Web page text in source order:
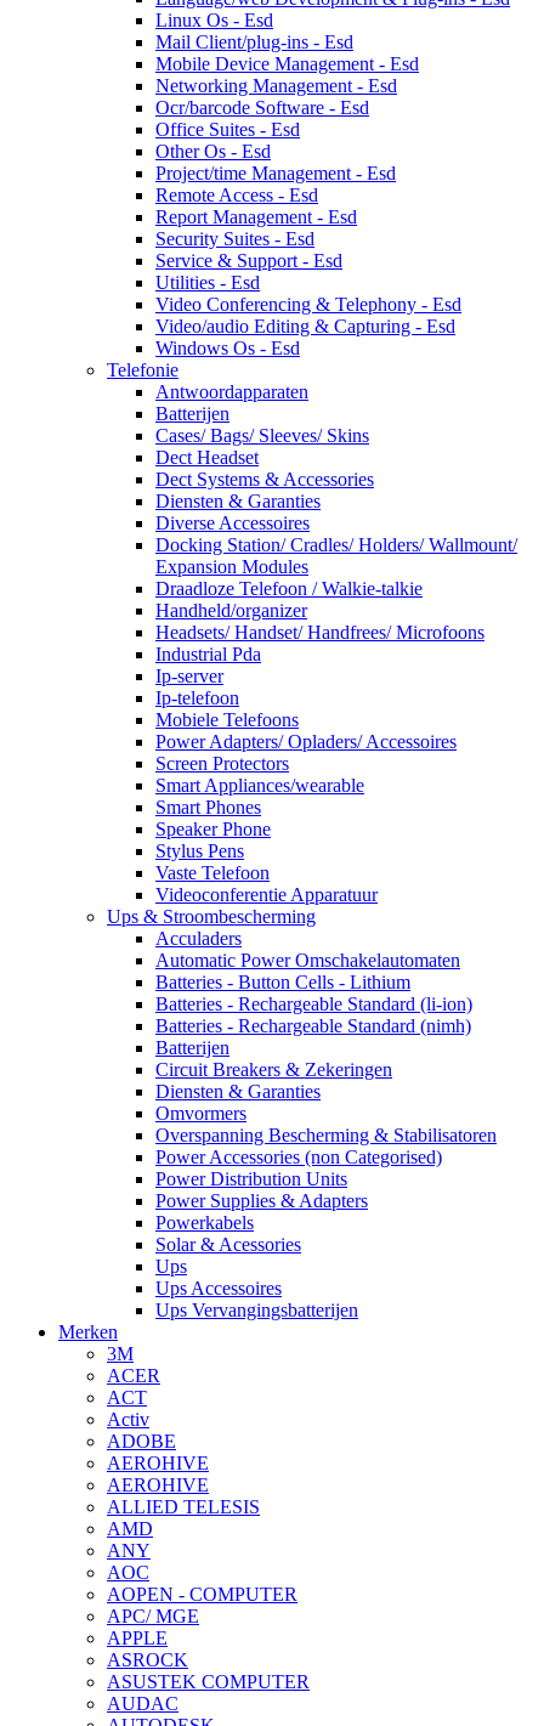
Linux Os - Esd
Mail Client/plug-ins - Esd
Mobile Device Management - Esd
Networking Management - Esd
Ocr/barcode Software - Esd
Office Suites - Esd
Other Os - Esd
Project/time Management - Esd
Remote Access - Esd
Report Management - Esd
Security Suites - Esd
Service & Support - Esd
Utilities - Esd
Video Conferencing & Telephony - Esd
Video/audio Editing & Capturing - Esd
Windows Os - Esd
Telefonie
Antwoordapparaten
Batterijen
Cases/ Bags/ Sleeves/ Skins
Dect Headset
Dect Systems & Accessories
Diensten & Garanties
Diverse Accessoires
Docking Station/ Cradles/ Holders/ Wallmount/
Expansion Modules
Draadloze Telefoon / Walkie-talkie
Handheld/organizer
Headsets/ Handset/ Handfrees/ Microfoons
Industrial Pda
Ip-server
Ip-telefoon
Mobiele Telefoons
Power Adapters/ Opladers/ Accessoires
Screen Protectors
Smart Appliances/wearable
Smart Phones
Speaker Phone
Stylus Pens
Vaste Telefoon
Videoconferentie Apparatuur
Ups & Stroombescherming
Acculaders
Automatic Power Omschakelautomaten
Batteries - Button Cells - Lithium
Batteries - Rechargeable Standard (li-ion)
Batteries - Rechargeable Standard (nimh)
Batterijen
Circuit Breakers & Zekeringen
Diensten & Garanties
Omvormers
Overspanning Bescherming & Stabilisatoren
Power Accessories (non Categorised)
Power Distribution Units
Power Supplies & Adapters
Powerkabels
Solar & Acessories
Ups
Ups Accessoires
Ups Vervangingsbatterijen
Merken
3M
ACER
ACT
Activ
ADOBE
AEROHIVE
AEROHIVE
ALLIED TELESIS
AMD
ANY
AOC
AOPEN - COMPUTER
APC/ MGE
APPLE
ASROCK
ASUSTEK COMPUTER
AUDAC